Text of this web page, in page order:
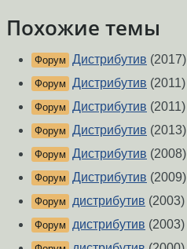
Похожие темы
Форум Дистрибутив (2017)
Форум Дистрибутив (2011)
Форум Дистрибутив (2011)
Форум Дистрибутив (2013)
Форум Дистрибутив (2008)
Форум Дистрибутив (2009)
Форум дистрибутив (2003)
Форум дистрибутив (2003)